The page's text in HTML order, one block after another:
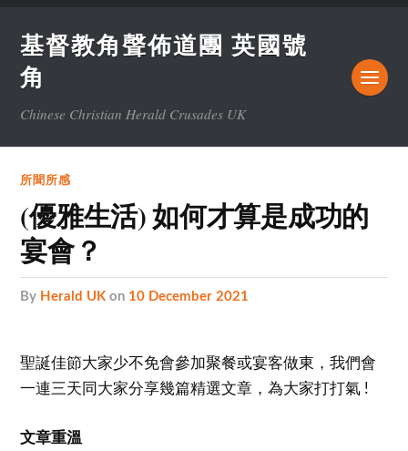
基督教角聲佈道團 英國號
角
Chinese Christian Herald Crusades UK
所聞所感
(優雅生活) 如何才算是成功的
宴會？
by Herald UK on 10 December 2021
聖誕佳節大家少不免會參加聚餐或宴客做東，我們會
一連三天同大家分享幾篇精選文章，為大家打打氣 !
文章重溫